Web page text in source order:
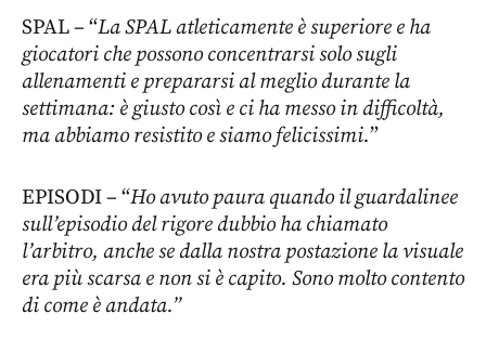
SPAL – “La SPAL atleticamente è superiore e ha
giocatori che possono concentrarsi solo sugli
allenamenti e prepararsi al meglio durante la
settimana: è giusto così e ci ha messo in difficoltà,
ma abbiamo resistito e siamo felicissimi.”
EPISODI – “Ho avuto paura quando il guardalinee
sull’episodio del rigore dubbio ha chiamato
l’arbitro, anche se dalla nostra postazione la visuale
era più scarsa e non si è capito. Sono molto contento
di come è andata.”